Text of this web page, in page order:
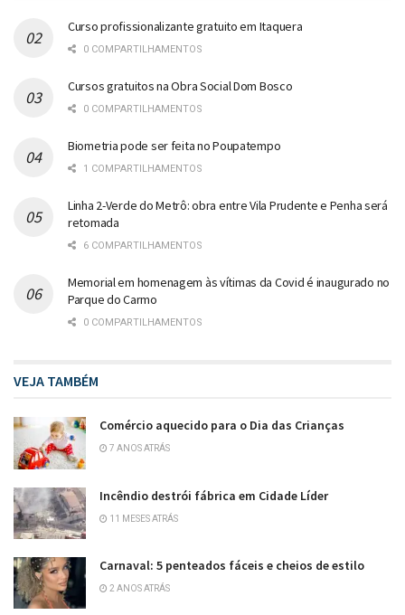
Curso profissionalizante gratuito em Itaquera
0 COMPARTILHAMENTOS
Cursos gratuitos na Obra Social Dom Bosco
0 COMPARTILHAMENTOS
Biometria pode ser feita no Poupatempo
1 COMPARTILHAMENTOS
Linha 2-Verde do Metrô: obra entre Vila Prudente e Penha será
retomada
6 COMPARTILHAMENTOS
Memorial em homenagem às vítimas da Covid é inaugurado no
Parque do Carmo
0 COMPARTILHAMENTOS
VEJA TAMBÉM
Comércio aquecido para o Dia das Crianças
7 ANOS ATRÁS
Incêndio destrói fábrica em Cidade Líder
11 MESES ATRÁS
Carnaval: 5 penteados fáceis e cheios de estilo
2 ANOS ATRÁS